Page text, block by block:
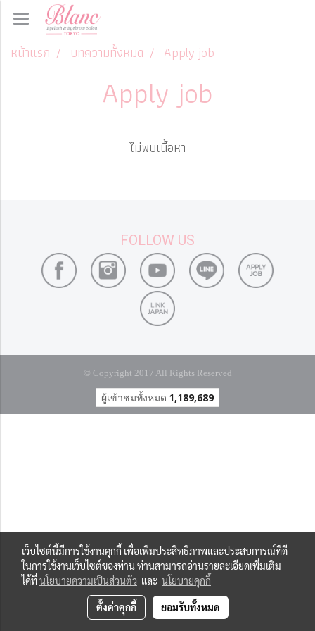
หน้าแรก บทความทั้งหมด Apply job
Apply job
ไม่พบเนื้อหา
FOLLOW US
© Copyright 2017 All Rights Reserved
ผู้เข้าชมทั้งหมด 1,189,689
เว็บไซต์นี้มีการใช้งานคุกกี้ เพื่อเพิ่มประสิทธิภาพและประสบการณ์ที่ดี
ในการใช้งานเว็บไซต์ของท่าน ท่านสามารถอ่านรายละเอียดเพิ่มเติม
ได้ที่นโยบายความเป็นส่วนตัว และ นโยบายคุกกี้
ตั้งค่าคุกกี้ ยอมรับทั้งหมด